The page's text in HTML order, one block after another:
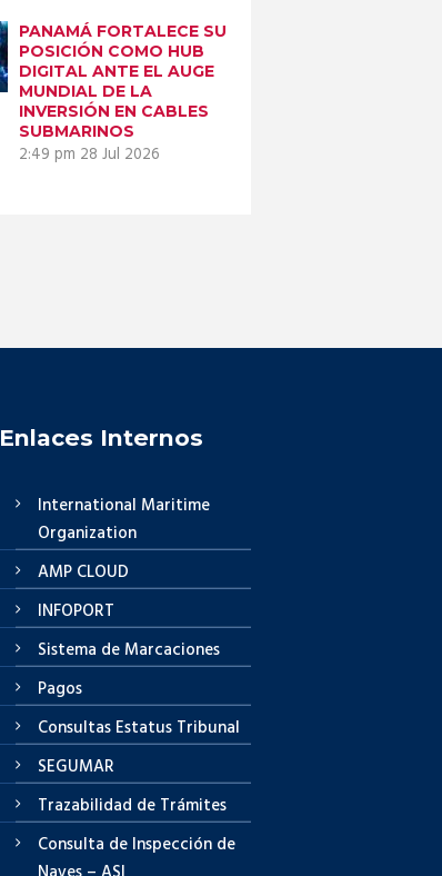
PANAMÁ FORTALECE SU
POSICIÓN COMO HUB
DIGITAL ANTE EL AUGE
MUNDIAL DE LA
INVERSIÓN EN CABLES
SUBMARINOS
2:49 pm 28 Jul 2026
Enlaces Internos
International Maritime
Organization
AMP CLOUD
INFOPORT
Sistema de Marcaciones
Pagos
Consultas Estatus Tribunal
SEGUMAR
Trazabilidad de Trámites
Consulta de Inspección de